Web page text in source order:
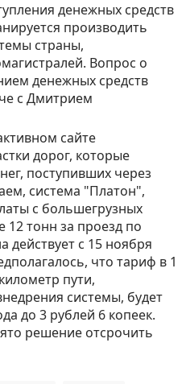
производить
страны,
Вопрос о
денежных средств
с Дмитрием
дорог, которые
поступивших через
система "Платон",
с большегрузных
тонн за проезд по
с 15 ноября
что тариф в 1
пути,
системы, будет
до 3 рублей 6 копеек.
решение отсрочить